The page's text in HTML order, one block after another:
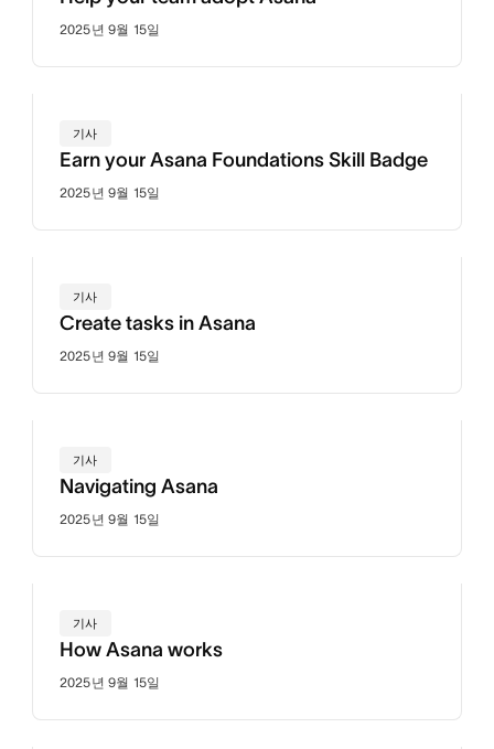
2025년 9월 15일
기사
Earn your Asana Foundations Skill Badge
2025년 9월 15일
기사
Create tasks in Asana
2025년 9월 15일
기사
Navigating Asana
2025년 9월 15일
기사
How Asana works
2025년 9월 15일